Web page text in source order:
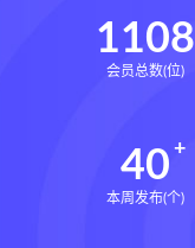
1108
会员总数(位)
40
本周发布(个)